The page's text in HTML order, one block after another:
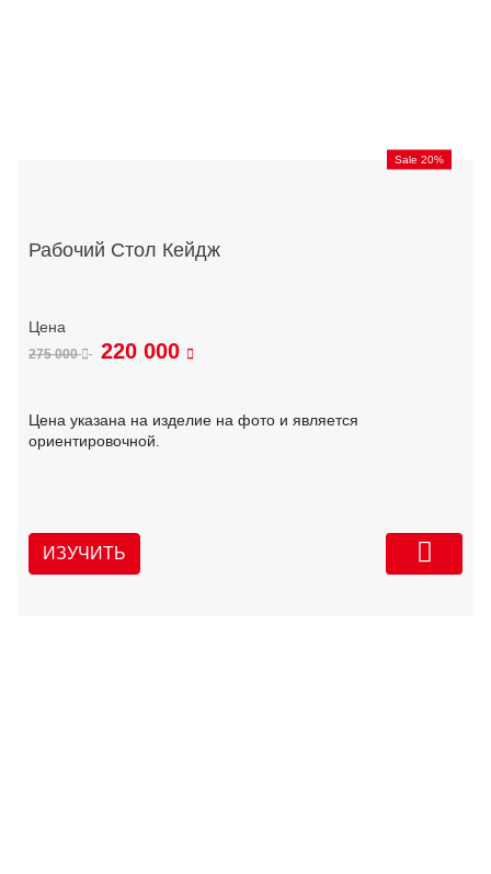
Sale 20%
Рабочий Стол Кейдж
275 000 220 000
Цена указана на изделие на фото и является
ориентировочной.
ИЗУЧИТЬ